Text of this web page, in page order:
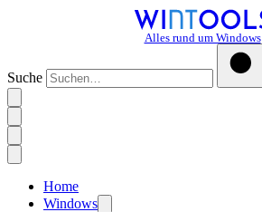
Alles rund um Windows
Suche
Home
Windows